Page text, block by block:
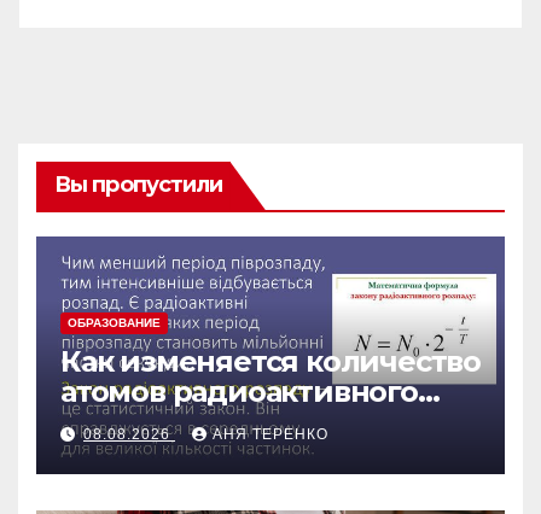
Вы пропустили
ОБРАЗОВАНИЕ
Как изменяется количество
атомов радиоактивного
препарата со временем
08.08.2026 АНЯ ТЕРЕНКО